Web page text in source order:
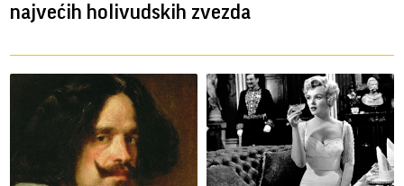
najvećih holivudskih zvezda